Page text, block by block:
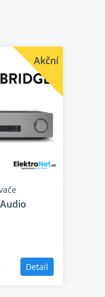
Akční
Detail